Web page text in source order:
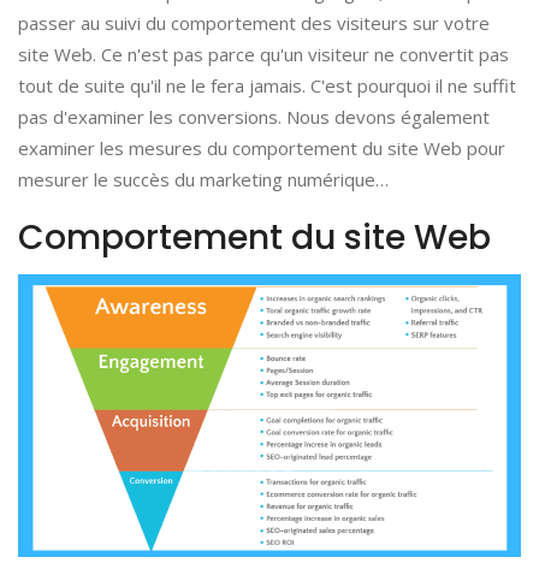
passer au suivi du comportement des visiteurs sur votre
site Web. Ce n'est pas parce qu'un visiteur ne convertit pas
tout de suite qu'il ne le fera jamais. C'est pourquoi il ne suffit
pas d'examiner les conversions. Nous devons également
examiner les mesures du comportement du site Web pour
mesurer le succès du marketing numérique…
Comportement du site Web